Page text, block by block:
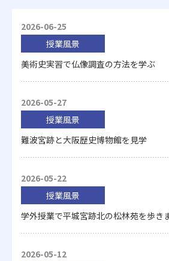
2026-06-25
授業風景
美術史実習で仏像調査の方法を学ぶ
2026-05-27
授業風景
難波宮跡と大阪歴史博物館を見学
2026-05-22
授業風景
学外授業で平城宮跡北の松林苑を歩き
2026-05-12